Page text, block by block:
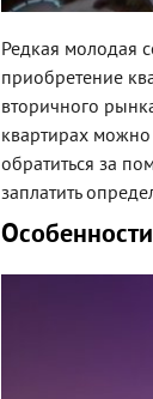
Редкая молодая
приобретение
вторичного
квартирах можно
обратиться за
заплатить